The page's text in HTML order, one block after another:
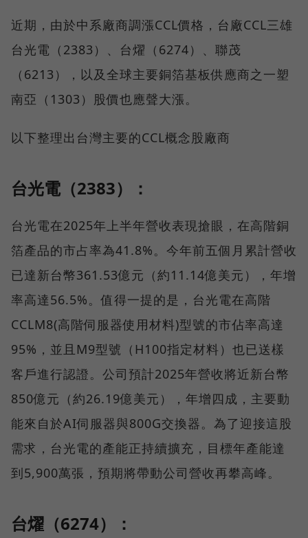
近期，由於中系廠商調漲CCL價格，台廠CCL三雄
台光電（2383）、台燿（6274）、聯茂
（6213），以及全球主要銅箔基板供應商之一塑
南亞（1303）股價也應聲大漲。
以下整理出台灣主要的CCL概念股廠商
台光電（2383）：
台光電在2025年上半年營收表現搶眼，在高階銅
箔產品的市占率為41.8%。今年前五個月累計營收
已達新台幣361.53億元（約11.14億美元），年增
率高達56.5%。值得一提的是，台光電在高階
CCLM8(高階伺服器使用材料)型號的市佔率高達
95%，並且M9型號（H100指定材料）也已送樣
客戶進行認證。公司預計2025年營收將近新台幣
850億元（約26.19億美元），年增四成，主要動
能來自於AI伺服器與800G交換器。為了迎接這股
需求，台光電的產能正持續擴充，目標年產能達
到5,900萬張，預期將帶動公司營收再攀高峰。
台燿（6274）：